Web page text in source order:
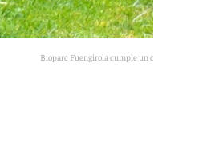
Bioparc Fuengirola cumple un cuarto de siglo.